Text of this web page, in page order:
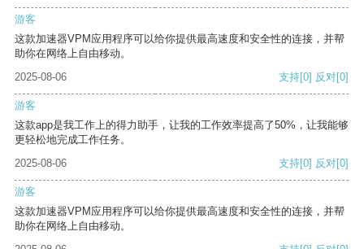
游客
这款加速器VPM应用程序可以给你提供最高速度和安全性的连接，并帮
助你在网络上自由移动。
2025-08-06
支持[0] 反对[0]
游客
这款app是我工作上的得力助手，让我的工作效率提高了50%，让我能够
更轻松地完成工作任务。
2025-08-06
支持[0] 反对[0]
游客
这款加速器VPM应用程序可以给你提供最高速度和安全性的连接，并帮
助你在网络上自由移动。